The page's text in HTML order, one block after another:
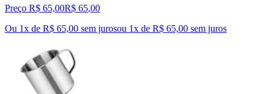
Preço R$ 65,00R$ 65,00
Ou 1x de R$ 65,00 sem jurosou 1x de R$ 65,00 sem juros